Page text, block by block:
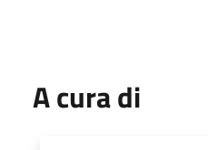
A cura di